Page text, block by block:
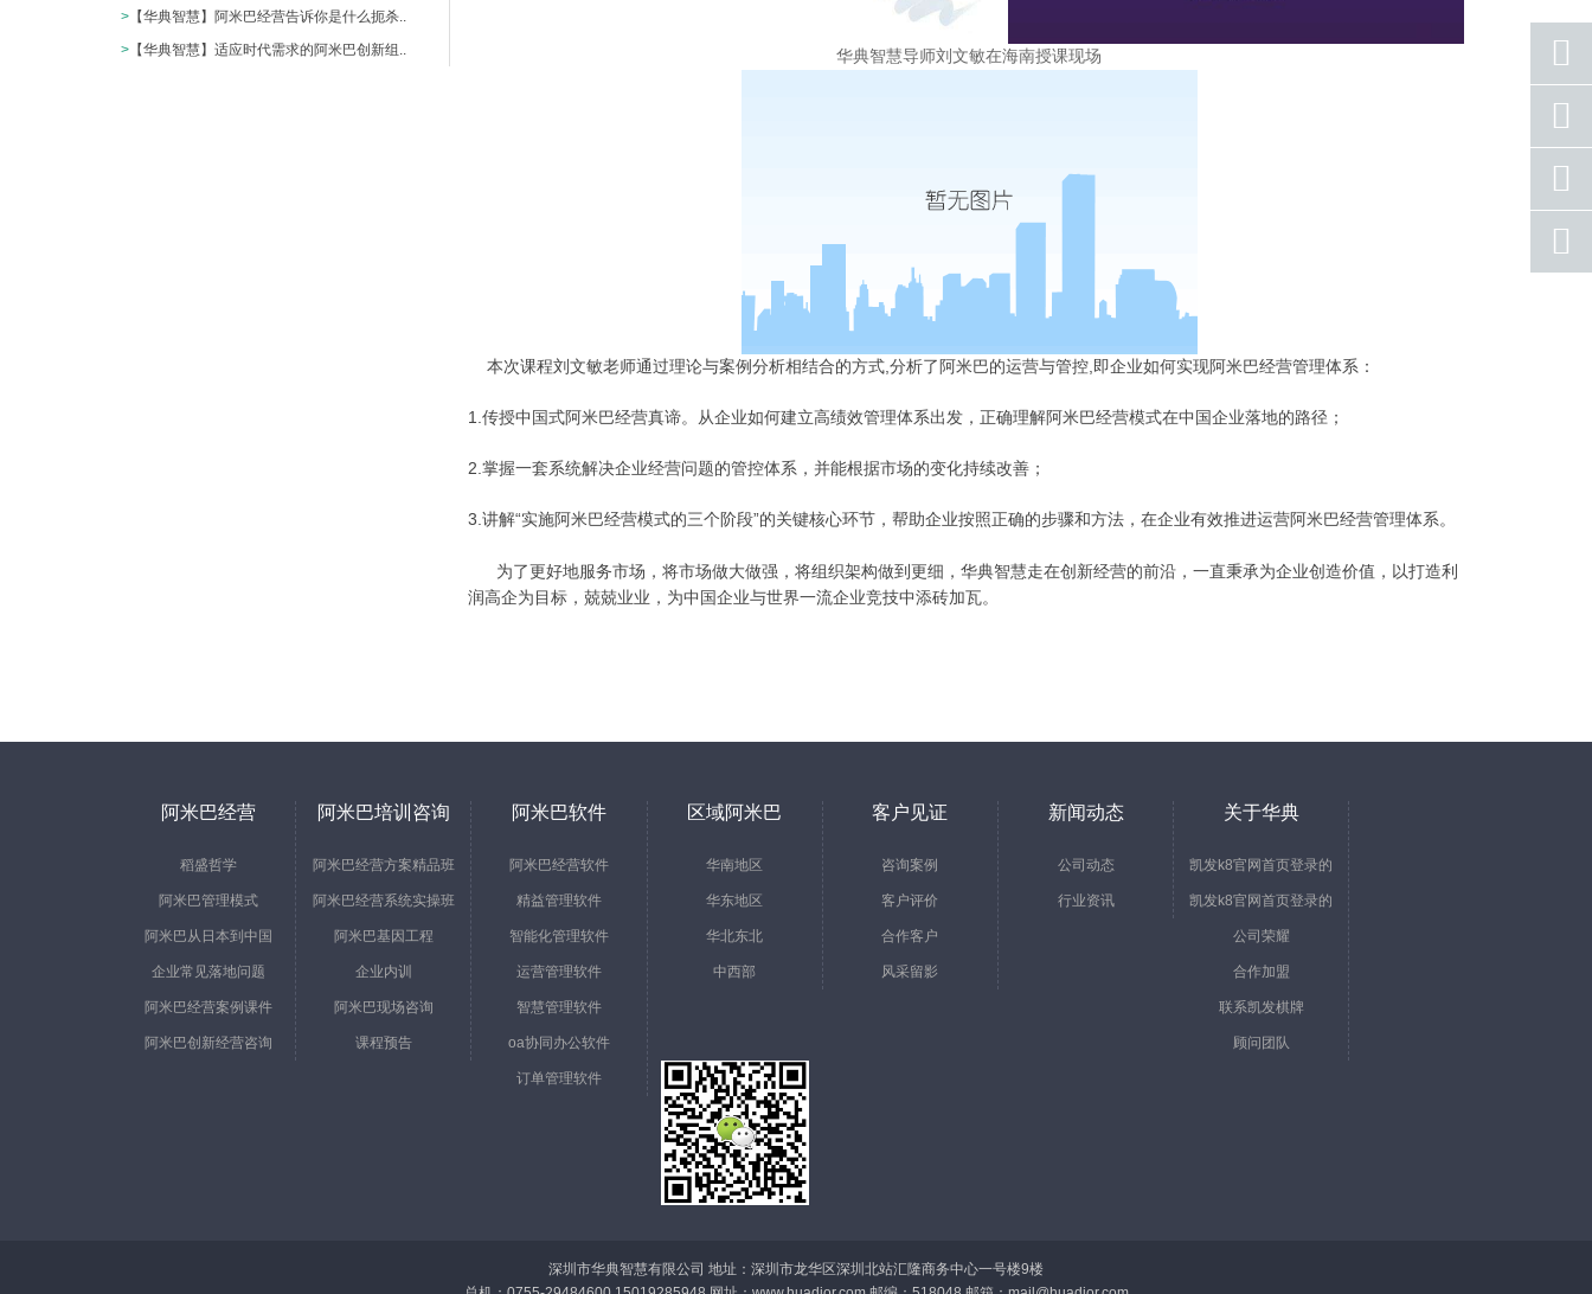
> 【华典智慧】阿米巴经营告诉你是什么扼杀..
> 【华典智慧】适应时代需求的阿米巴创新组.. 华典智慧导师刘文敏在海南授课现场
本次课程刘文敏老师通过理论与案例分析相结合的方式,分析了阿米巴的运营与管控,即企业如何实现阿米巴经营管理体系 ：
1.传授中国式阿米巴经营真谛。从企业如何建立高绩效管理体系出发，正确理解阿米巴经营模式在中国企业落地的路径；
2.掌握一套系统解决企业经营问题的管控体系，并能根据市场的变化持续改善；
3.讲解“实施阿米巴经营模式的三个阶段”的关键核心环节，帮助企业按照正确的步骤和方法，在企业有效推进运营阿米巴经营管理体系。
为了更好地服务市场，将市场做大做强，将组织架构做到更细，华典智慧走在创新经营的前沿，一直秉承为企业创造价值，以打造利
润高企为目标，兢兢业业，为中国企业与世界一流企业竞技中添砖加瓦。
阿米巴经营
稻盛哲学
阿米巴管理模式
阿米巴从日本到中国
企业常见落地问题
阿米巴经营案例课件
阿米巴创新经营咨询
阿米巴培训咨询
阿米巴经营方案精品班
阿米巴经营系统实操班
阿米巴基因工程
企业内训
阿米巴现场咨询
课程预告
阿米巴软件
阿米巴经营软件
精益管理软件
智能化管理软件
运营管理软件
智慧管理软件
oa协同办公软件
订单管理软件
区域阿米巴
华南地区
华东地区
华北东北
中西部
客户见证
咨询案例
客户评价
合作客户
风采留影
新闻动态
公司动态
行业资讯
关于华典
凯发k8官网首页登录的
简介
凯发k8官网首页登录的
文化
公司荣耀
合作加盟
联系凯发棋牌
顾问团队
深圳市华典智慧有限公司 地址：深圳市龙华区深圳北站汇隆商务中心一号楼9楼
座机
手机
qq